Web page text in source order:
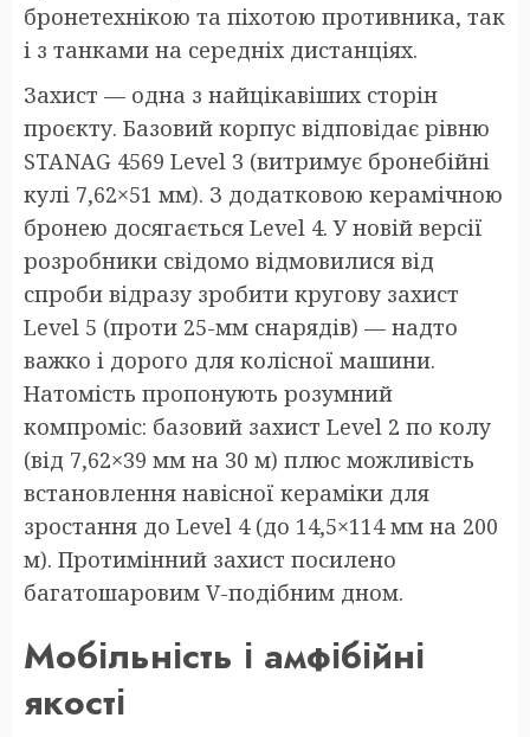
бронетехнікою та піхотою противника, так
і з танками на середніх дистанціях.
Захист — одна з найцікавіших сторін
проєкту. Базовий корпус відповідає рівню
STANAG 4569 Level 3 (витримує бронебійні
кулі 7,62×51 мм). З додатковою керамічною
бронею досягається Level 4. У новій версії
розробники свідомо відмовилися від
спроби відразу зробити кругову захист
Level 5 (проти 25-мм снарядів) — надто
важко і дорого для колісної машини.
Натомість пропонують розумний
компроміс: базовий захист Level 2 по колу
(від 7,62×39 мм на 30 м) плюс можливість
встановлення навісної кераміки для
зростання до Level 4 (до 14,5×114 мм на 200
м). Протимінний захист посилено
багатошаровим V-подібним дном.
Мобільність і амфібійні
якості